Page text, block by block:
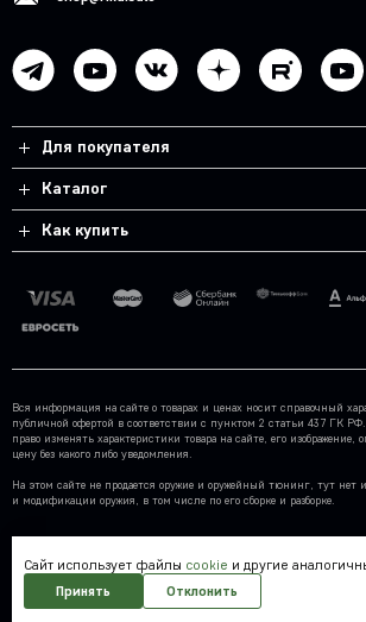
Cайт использует файлы cookie и другие
Принять
Отклонить
Для покупателя
Каталог
Как купить
Вся информация на сайте о товарах и ценах носит справочный
публичной офертой в соответствии с пунктом 2 статьи 437 ГК РФ.
право изменять характеристики товара на сайте, его
цену без какого либо уведомления.
На этом сайте не продается оружие и оружейный тюнинг, тут нет
и модификации оружия, в том числе по его сборке и разборке.
Разработка сайта — SLAM